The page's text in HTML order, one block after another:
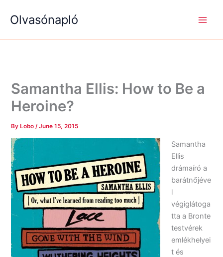
Olvasónapló
Samantha Ellis: How to Be a
Heroine?
By Lobo/June 15, 2015
Samantha
Ellis
drámaíró a
barátnőjéve
l
végiglátoga
tta a Bronte
testvérek
emlékhelyei
t és
e
a
é
g
k
é
g
k